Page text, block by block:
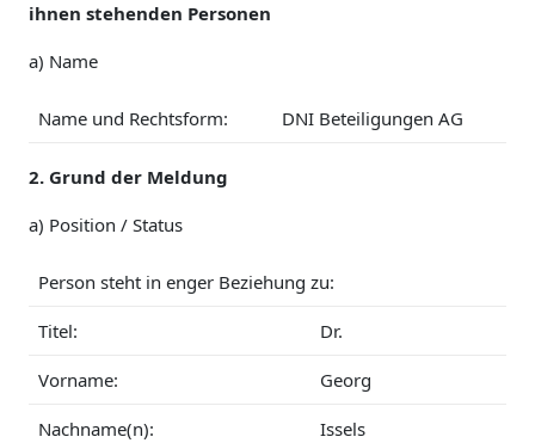
ihnen stehenden Personen
a) Name
Name und Rechtsform: DNI Beteiligungen AG
2. Grund der Meldung
a) Position / Status
Person steht in enger Beziehung zu:
Titel: Dr.
Vorname: Georg
Nachname(n): Issels